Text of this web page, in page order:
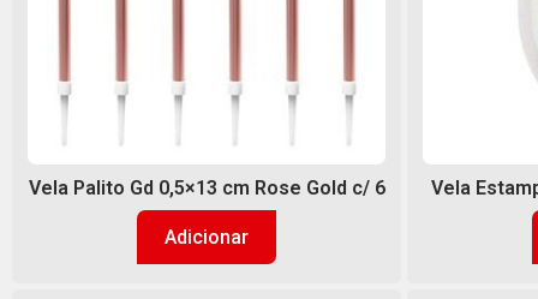
Vela Palito Gd 0,5×13 cm Rose Gold c/ 6
Adicionar
Vela